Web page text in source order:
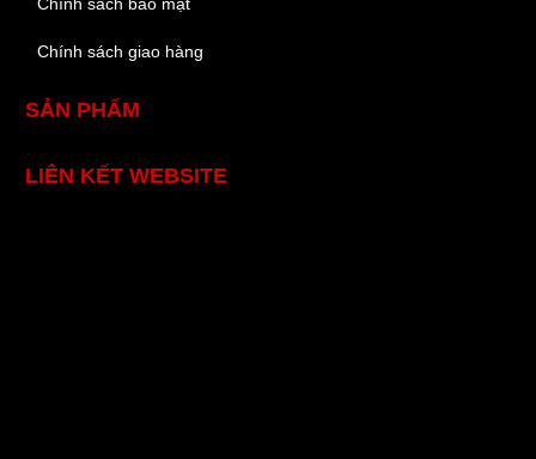
Chính sách giao hàng
SẢN PHẨM
LIÊN KẾT WEBSITE